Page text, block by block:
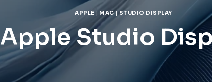
APPLE | MAC|STUDIO DISPLAY
Apple Studio